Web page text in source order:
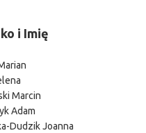
i Imię
Marcin
Adam
Dudzik Joanna